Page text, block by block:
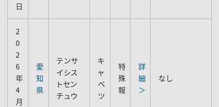
日
2
0
2
6
年
4
月
愛
知
県
テンサ
イシス
トセン
チュウ
キ
ャ
ベ
ツ
特
殊
報
詳
細
＞
なし